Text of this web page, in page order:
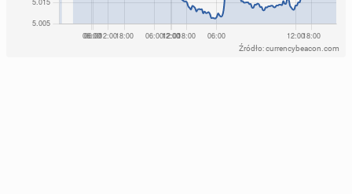
Źródło: currencybeacon.com